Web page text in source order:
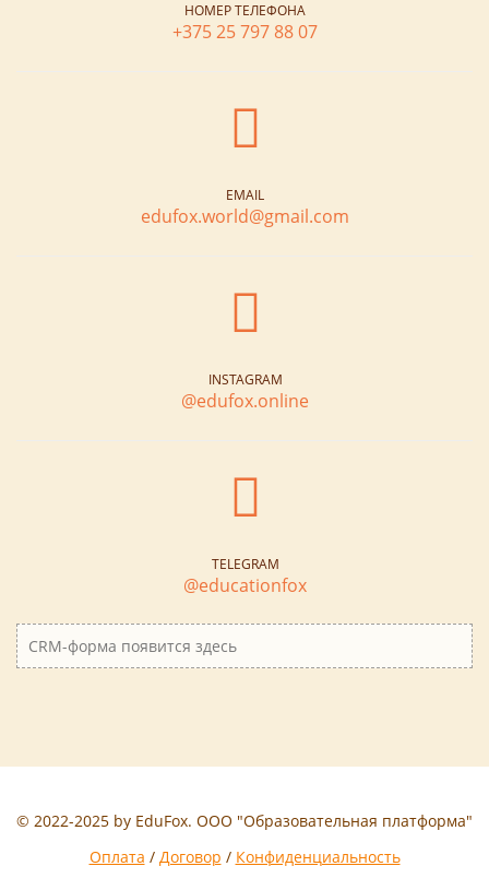
CRM-форма появится здесь
НОМЕР ТЕЛЕФОНА
+375 25 797 88 07
EMAIL
edufox.world@gmail.com
INSTAGRAM
@edufox.online
TELEGRAM
@educationfox
© 2022-2025 by EduFox. ООО "Образовательная платформа"
Оплата / Договор / Конфиденциальность